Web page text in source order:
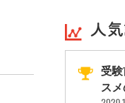
人
受
ス